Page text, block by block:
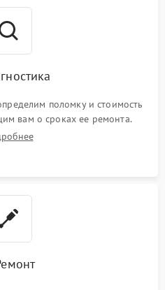
поломку и стоимость
вам о сроках ее ремонта.